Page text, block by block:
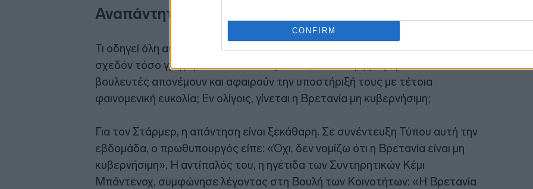
CONFIRM
Αναπάντητα ερωτήματα
Τι οδηγεί όλη αυτή την αφήγηση; Γιατί το Ηνωμένο Βασίλειο αλλάζει ηγέτες
σχεδόν τόσο γρήγορα όσο κάποτε η Ιταλία; Γιατί οι ψηφοφόροι και οι
βουλευτές απονέμουν και αφαιρούν την υποστήριξή τους με τέτοια
φαινομενική ευκολία; Εν ολίγοις, γίνεται η Βρετανία μη κυβερνήσιμη;
Για τον Στάρμερ, η απάντηση είναι ξεκάθαρη. Σε συνέντευξη Τύπου αυτή την
εβδομάδα, ο πρωθυπουργός είπε: «Όχι, δεν νομίζω ότι η Βρετανία είναι μη
κυβερνήσιμη». Η αντίπαλός του, η ηγέτιδα των Συντηρητικών Κέμι
Μπάντενοχ, συμφώνησε λέγοντας στη Βουλή των Κοινοτήτων: «Η Βρετανία